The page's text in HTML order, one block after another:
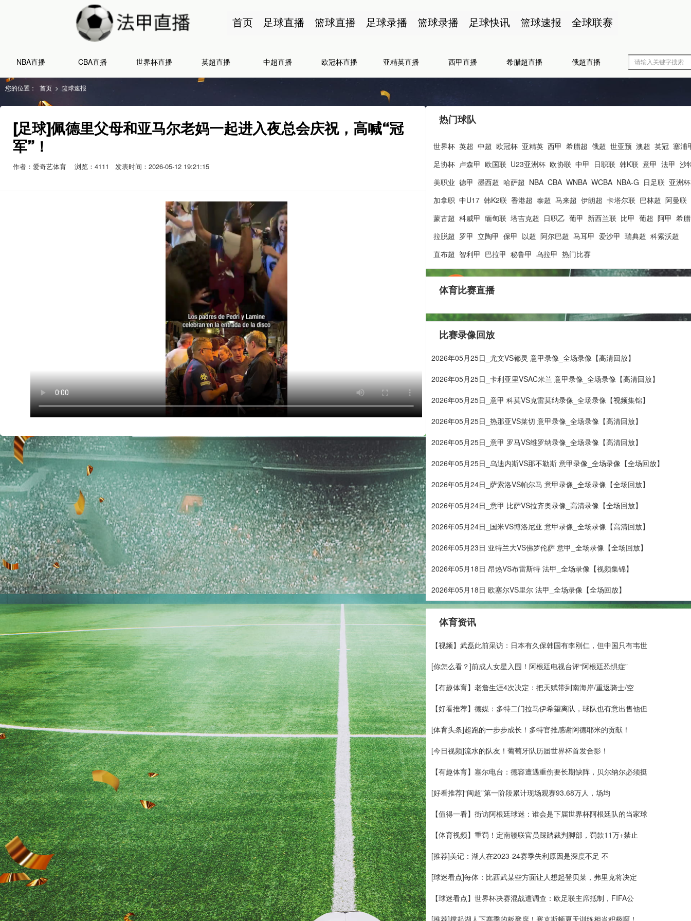
首页 足球直播 篮球直播 足球录播 篮球录播 足球快讯 篮球速报 全球联赛
NBA直播 CBA直播 世界杯直播 英超直播 中超直播 欧冠杯直播 亚精英直播 西甲直播 希腊超直播 俄超直播
您的位置： 首页 > 篮球速报
[足球]佩德里父母和亚马尔老妈一起进入夜总会庆祝，高喊“冠
军”！
作者：爱奇艺体育 浏览： 4111 发表时间：2026-05-12 19:21:15
热门球队
世界杯 英超 中超 欧冠杯 亚精英 西甲 希腊超 俄超 世亚预 澳超 英冠 塞浦
足协杯 卢森甲 欧国联 U23亚洲杯 欧协联 中甲 日职联 韩K联 意甲 法甲 沙
美职业 德甲 墨西超 哈萨超 NBA CBA WNBA WCBA NBA-G 日足联 亚洲杯
加拿职 中U17 韩K2联 香港超 泰超 马来超 伊朗超 卡塔尔联 巴林超 阿曼联
蒙古超 科威甲 缅甸联 塔吉克超 日职乙 葡甲 新西兰联 比甲 葡超 阿甲 希
拉脱超 罗甲 立陶甲 保甲 以超 阿尔巴超 马耳甲 爱沙甲 瑞典超 科索沃超
直布超 智利甲 巴拉甲 秘鲁甲 乌拉甲 热门比赛
体育比赛直播
比赛录像回放
2026年05月25日_尤文VS都灵 意甲录像_全场录像【高清回放】
2026年05月25日_卡利亚里VSAC米兰 意甲录像_全场录像【高清回放】
2026年05月25日_意甲 科莫VS克雷莫纳录像_全场录像【视频集锦】
2026年05月25日_热那亚VS莱切 意甲录像_全场录像【高清回放】
2026年05月25日_意甲 罗马VS维罗纳录像_全场录像【高清回放】
2026年05月25日_乌迪内斯VS那不勒斯 意甲录像_全场录像【全场回放】
2026年05月24日_萨索洛VS帕尔马 意甲录像_全场录像【全场回放】
2026年05月24日_意甲 比萨VS拉齐奥录像_高清录像【全场回放】
2026年05月24日_国米VS博洛尼亚 意甲录像_全场录像【高清回放】
2026年05月23日 亚特兰大VS佛罗伦萨 意甲_全场录像【全场回放】
2026年05月18日 昂热VS布雷斯特 法甲_全场录像【视频集锦】
2026年05月18日 欧塞尔VS里尔 法甲_全场录像【全场回放】
体育资讯
【视频】武磊此前采访：日本有久保韩国有李刚仁，但中国只有韦世
[你怎么看？]前成人女星入围！阿根廷电视台评“阿根廷恐惧症”
【有趣体育】老詹生涯4次决定：把天赋带到南海岸/重返骑士/空
【好看推荐】德媒：多特二门拉马伊希望离队，球队也有意出售他但
[体育头条]超跑的一步步成长！多特官推感谢阿德耶米的贡献！
[今日视频]流水的队友！葡萄牙队历届世界杯首发合影！
【有趣体育】塞尔电台：德容遭遇重伤要长期缺阵，贝尔纳尔必须挺
[好看推荐]“闽超”第一阶段累计现场观赛93.68万人，场均
【值得一看】街访阿根廷球迷：谁会是下届世界杯阿根廷队的当家球
【体育视频】重罚！定南赣联官员踩踏裁判脚部，罚款11万+禁止
[推荐]美记：湖人在2023-24赛季失利原因是深度不足 不
[球迷看点]每体：比西武某些方面让人想起登贝莱，弗里克将决定
【球迷看点】世界杯决赛混战遭调查：欧足联主席抵制，FIFA公
[推荐]撑起湖人下赛季的板凳席！塞克斯顿夏天训练相当积极啊！